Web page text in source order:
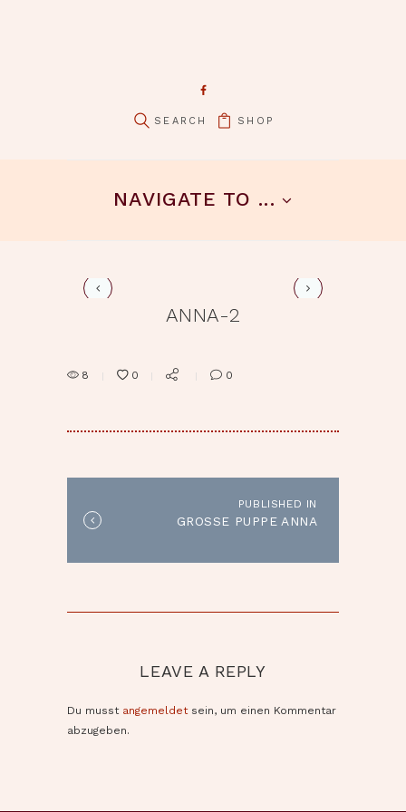
SHOP
NAVIGATE TO ...
anna-3
ANNA-2
8 0 0
PUBLISHED IN
post:
GROSSE PUPPE ANNA
LEAVE A REPLY
Du musst angemeldetsein, um einen Kommentar
abzugeben.